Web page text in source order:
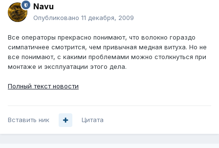
Navu
Опубликовано 11 декабря, 2009
Все операторы прекрасно понимают, что волокно гораздо
симпатичнее смотрится, чем привычная медная витуха. Но не
все понимают, с какими проблемами можно столкнуться при
монтаже и эксплуатации этого дела.
Полный текст новости
Вставить ник Цитата